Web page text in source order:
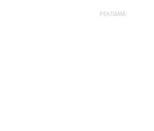
РЕКЛАМА: